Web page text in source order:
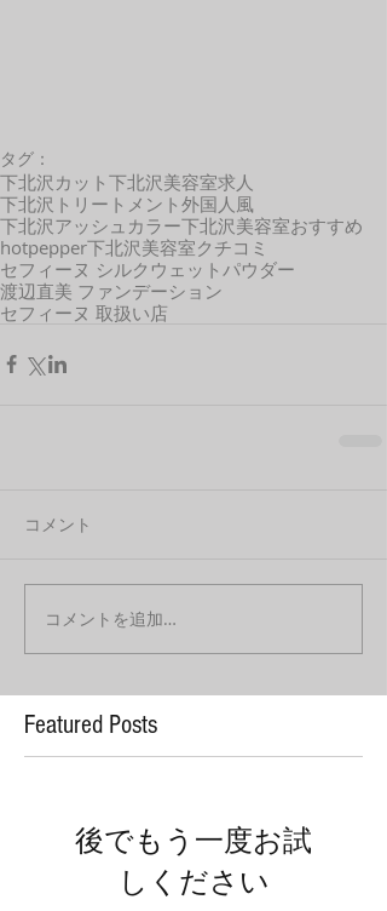
タグ：
下北沢カット 下北沢美容室求人
下北沢トリートメント 外国人風
下北沢アッシュカラー下北沢美容室おすすめ
hotpepper下北沢美容室クチコミ
セフィーヌ シルクウェットパウダー
渡辺直美 ファンデーション
セフィーヌ 取扱い店
コメント
コメントを追加…
Featured Posts
後でもう一度お試
しください